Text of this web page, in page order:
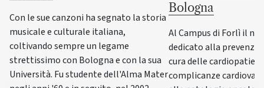
Con le sue canzoni ha segnato la storia
musicale e culturale italiana,
coltivando sempre un legame
strettissimo con Bologna e con la sua
Università. Fu studente dell'Alma Mater
Bologna
Al Campus di Forlì il
dedicato alla
cura delle cardiopatie
complicanze